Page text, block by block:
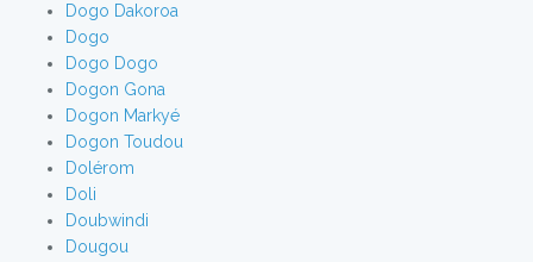
Dogo Dakoroa
Dogo
Dogo Dogo
Dogon Gona
Dogon Markyé
Dogon Toudou
Dolérom
Doli
Doubwindi
Dougou